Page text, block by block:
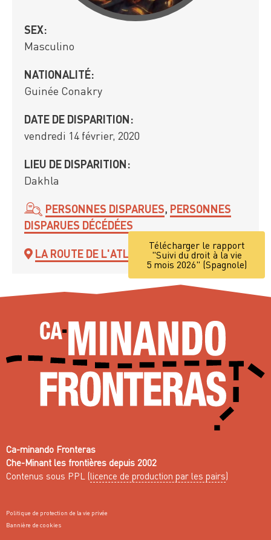
SEX:
Masculino
NATIONALITÉ:
Guinée Conakry
DATE DE DISPARITION:
vendredi 14 février, 2020
LIEU DE DISPARITION:
Dakhla
PERSONNES DISPARUES, PERSONNES
DISPARUES DÉCÉDÉES
LA ROUTE DE L'ATLANTIQUE
Télécharger le rapport
"Suivi du droit à la vie
5 mois 2026" (Spagnole)
Ca-minando Fronteras
Che-Minant les frontières depuis 2002
Contenus sous PPL (licence de production par les pairs)
Politique de protection de la vie privée
Bannière de cookies